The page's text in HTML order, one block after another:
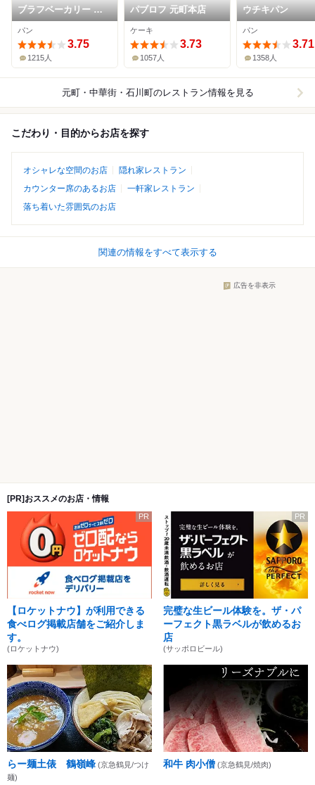
ブラフベーカリー 元
町本店
パン
3.75
1215人
パブロフ 元町本店
ケーキ
3.73
1057人
ウチキパン
パン
3.71
1358人
元町・中華街・石川町のレストラン情報を見る
こだわり・目的からお店を探す
オシャレな空間のお店
隠れ家レストラン
カウンター席のあるお店
一軒家レストラン
落ち着いた雰囲気のお店
関連の情報をすべて表示する
広告を非表示
[PR]おススメのお店・情報
PR
【ロケットナウ】が利用できる
食べログ掲載店舗をご紹介しま
す。
(ロケットナウ)
PR
完璧な生ビール体験を。ザ・パ
ーフェクト黒ラベルが飲めるお
店
(サッポロビール)
らー麺土俵 鶴嶺峰 (京急鶴見/つけ
麺)
和牛 肉小僧 (京急鶴見/焼肉)